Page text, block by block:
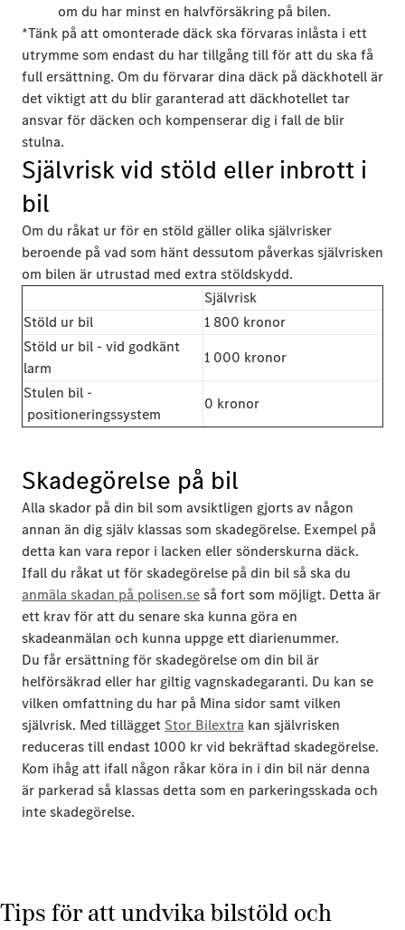
om du har minst en halvförsäkring på bilen.
*Tänk på att omonterade däck ska förvaras inlåsta i ett
utrymme som endast du har tillgång till för att du ska få
full ersättning. Om du förvarar dina däck på däckhotell är
det viktigt att du blir garanterad att däckhotellet tar
ansvar för däcken och kompenserar dig i fall de blir
stulna.
Självrisk vid stöld eller inbrott i
bil
Om du råkat ur för en stöld gäller olika självrisker
beroende på vad som hänt dessutom påverkas självrisken
om bilen är utrustad med extra stöldskydd.
Självrisk
Stöld ur bil
1 800 kronor
Stöld ur bil - vid godkänt
larm
1 000 kronor
Stulen bil -
positioneringssystem
0 kronor
Skadegörelse på bil
Alla skador på din bil som avsiktligen gjorts av någon
annan än dig själv klassas som skadegörelse. Exempel på
detta kan vara repor i lacken eller sönderskurna däck.
Ifall du råkat ut för skadegörelse på din bil så ska du
anmäla skadan på polisen.seså fort som möjligt. Detta är
ett krav för att du senare ska kunna göra en
skadeanmälan och kunna uppge ett diarienummer.
Du får ersättning för skadegörelse om din bil är
helförsäkrad eller har giltig vagnskadegaranti. Du kan se
vilken omfattning du har på Mina sidor samt vilken
självrisk. Med tillägget Stor Bilextra kan självrisken
reduceras till endast 1000 kr vid bekräftad skadegörelse.
Kom ihåg att ifall någon råkar köra in i din bil när denna
är parkerad så klassas detta som en parkeringsskada och
inte skadegörelse.
Tips för att undvika bilstöld och